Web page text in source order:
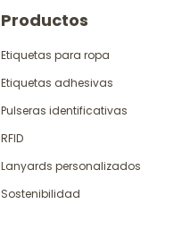
Productos
Etiquetas para ropa
Etiquetas adhesivas
Pulseras identificativas
RFID
Lanyards personalizados
Sostenibilidad